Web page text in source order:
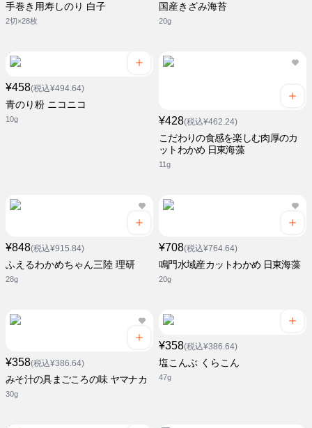
手巻き用寿しのり 白子
2切×28枚
国産きざみ海苔
20g
¥458(税込¥494.64)
青のり粉 ニコニコ
10g ¥428(税込¥462.24)
こだわりの食感を楽しむ肉厚のカ
ットわかめ 日東海藻
11g
¥848(税込¥915.84)
ふえるわかめちゃん三陸 理研
28g
¥708(税込¥764.64)
鳴門水域産カットわかめ 日東海藻
20g
¥358(税込¥386.64)
みそ汁の具まごころの味 ヤマナカ
30g
¥358(税込¥386.64)
塩こんぶ くらこん
47g